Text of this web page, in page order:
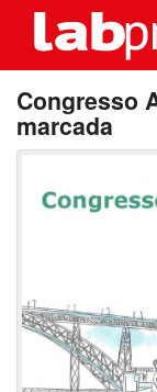
Congresso
marcada